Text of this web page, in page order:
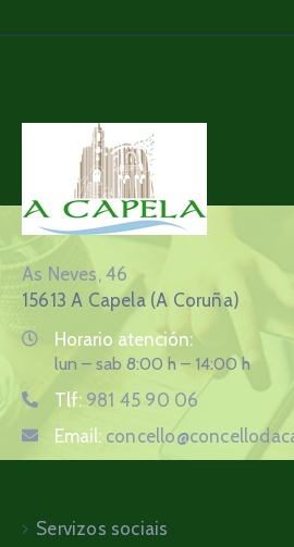
As Neves, 46
15613 A Capela (A Coruña)
Horario atención:
lun – sab 8:00 h – 14:00 h
Tlf: 981 45 90 06
Email:
Servizos sociais